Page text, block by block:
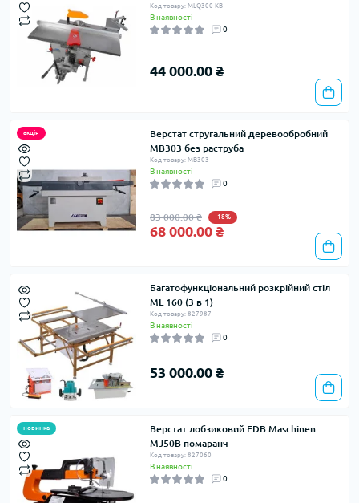
Код товару: MLQ300 КВ
В наявності
0
44 000.00 ₴
акція
Верстат стругальний деревообробний
MB303 без раструба
Код товару: MB303
В наявності
0
83 000.00 ₴ -18%
68 000.00 ₴
Багатофункціональний розкрійний стіл
ML 160 (3 в 1)
Код товару: 827987
В наявності
0
53 000.00 ₴
новинка
Верстат лобзиковий FDB Maschinen
MJ50B помаранч
Код товару: 827060
В наявності
0